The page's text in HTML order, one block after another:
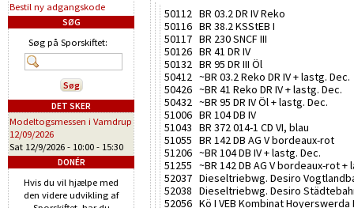
50112 BR 03.2 DR IV Reko
50116 BR 38.2 KSStEB I
50117 BR 230 SNCF III
50126 BR 41 DR IV
50132 BR 95 DR III Öl
50412 ~BR 03.2 Reko DR IV + lastg. Dec.
50426 ~BR 41 Reko DR IV + lastg. Dec.
50432 ~BR 95 DR IV Öl + lastg. Dec.
51006 BR 104 DB IV
51043 BR 372 014-1 CD VI, blau
51055 BR 142 DB AG V bordeaux-rot
51206 ~BR 104 DB IV + lastg. Dec.
51255 ~BR 142 DB AG V bordeaux-rot +
52037 Dieseltriebwg. Desiro
52038 Dieseltriebwg. Desiro
52056 Kö I VEB Kombinat Hoyerswerda
Bestil ny adgangskode
SØG
Søg på Sporskiftet:
DET SKER
Modeltogsmessen i Vamdrup
12/09/2026
Sat 12/9/2026 - 10:00 - 15:30
DONÉR
Hvis du vil hjælpe med
den videre udvikling af